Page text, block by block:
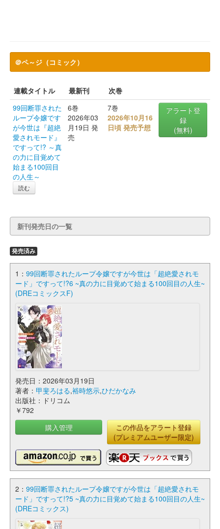
＠ペ～ジ（コミック）
連載タイトル 最新刊
次巻
99回断罪された
ループ令嬢です
が今世は『超絶
愛されモード』
ですって!? ～真
の力に目覚めて
始まる100回目
の人生～
読む
6巻
2026年03
月19日 発
売
7巻
2026年10月16
日頃 発売予想
アラート登
録
(無料)
新刊発売日の一覧
発売済み
1： 99回断罪されたループ令嬢ですが今世は「超絶愛されモ
ード」ですって!?6 ~真の力に目覚めて始まる100回目の人生~
(DREコミックスF)
発売日：2026年03月19日
著者： 甲斐ろはる,裕時悠示,ひだかなみ
出版社：ドリコム
￥792
購入管理
この作品をアラート登録
(プレミアムユーザー限定)
2： 99回断罪されたループ令嬢ですが今世は「超絶愛されモ
ード」ですって!?5 ~真の力に目覚めて始まる100回目の人生~
(DREコミックス)